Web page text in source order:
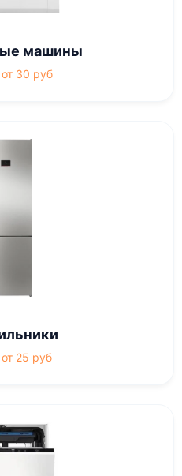
машины
30 руб
25 руб